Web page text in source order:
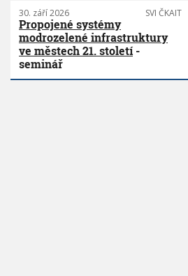
30. září 2026 SVI ČKAIT
Propojené systémy
modrozelené infrastruktury
ve městech 21. století-
seminář